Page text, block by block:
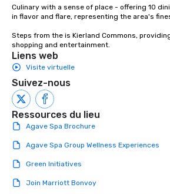
group members never have to worry
about waiting in line to get into a top
than desirable table. On our tours,
everyone is treated like a VIP with
immediate seating upon arrival.
What’s more, your group may receive
a special warm welcome personally
from the restaurant chef. Menus can
be printed featuring your logo, too,
which can be an added bonus for all
those Instagram moments you share.
transportation pick-up and drop-off,
Culinary with a sense of place - offering 10
in flavor and flare, representing the area's
Steps from the is Kierland Commons,
shopping and entertainment.
Liens web
Visite virtuelle
Suivez-nous
Ressources du lieu
Agave Spa Brochure
Agave Spa Group Wellness Experiences
Green Initiatives
Join Marriott Bonvoy